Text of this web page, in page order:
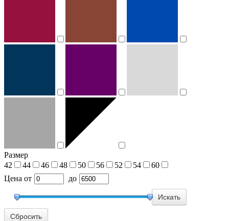
Размер
42
44 46 48 50 56 52 54
60
Цена от до
Сбросить